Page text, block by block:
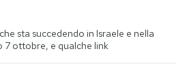
sta succedendo in Israele e nella
7 ottobre, e qualche link